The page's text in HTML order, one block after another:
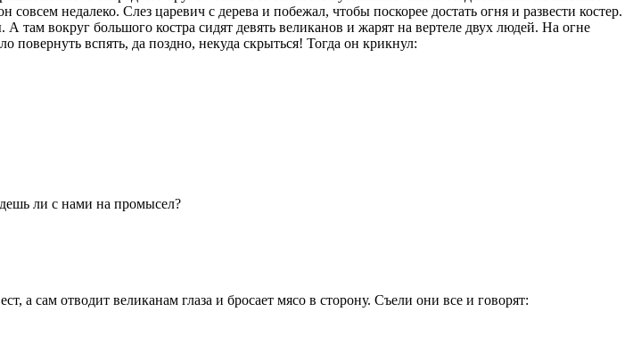
недалеко. Слез царевич с дерева и побежал, чтобы поскорее достать огня и развести костер.
вокруг большого костра сидят девять великанов и жарят на вертеле двух людей. На огне
повернуть вспять, да поздно, некуда скрыться! Тогда он крикнул:
ли с нами на промысел?
а сам отводит великанам глаза и бросает мясо в сторону. Съели они все и говорят: